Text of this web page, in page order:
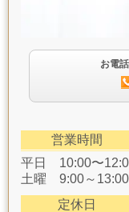
お電
営業時間
平日 10:00〜
土曜 9:00～13:00
定休日